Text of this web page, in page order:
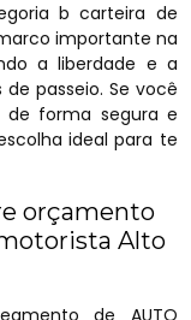
b carteira de
importante na
a liberdade e a
passeio. Se você
de forma segura e
ideal para te
orçamento
Alto
de AUTO